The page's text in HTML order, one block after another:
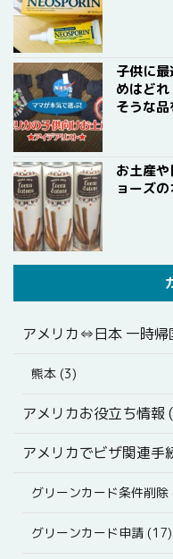
子供に
めはど
そうな品
お土産
ョーズ
アメリカ⇔日本 一時帰
熊本 (3)
アメリカお役立ち情報
アメリカでビザ関連手
グリーンカード条件削除
グリーンカード申請 (17)